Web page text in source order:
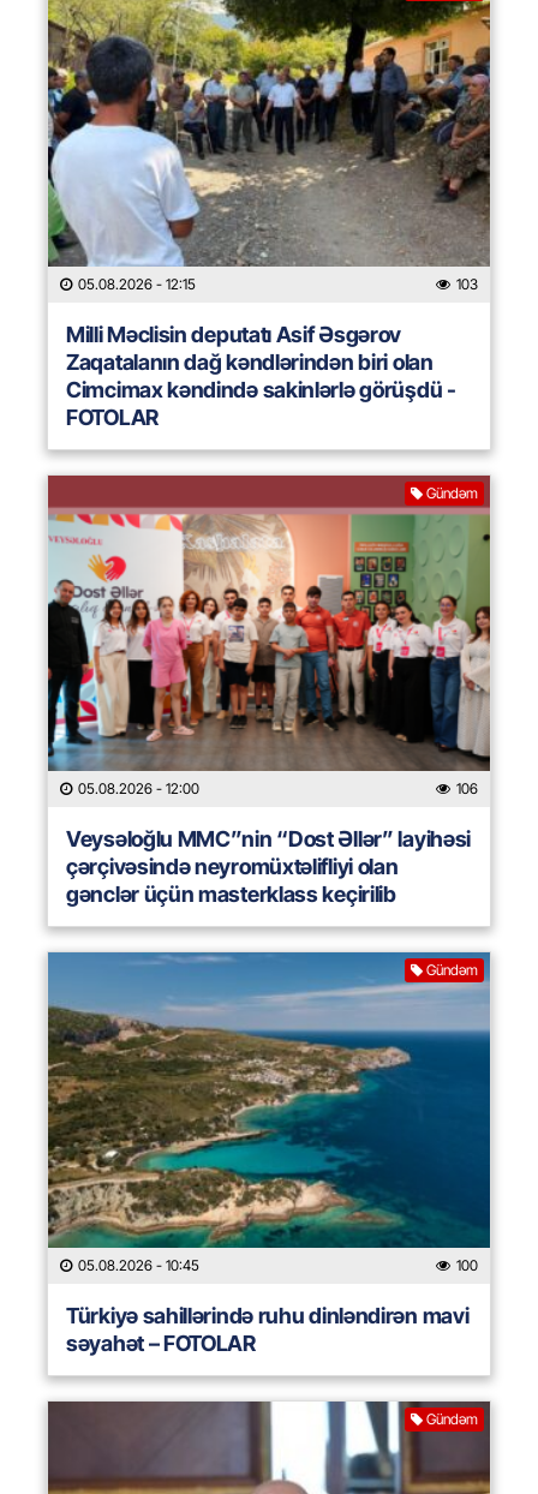
05.08.2026 - 12:15 103
Milli Məclisin deputatı Asif Əsgərov
Zaqatalanın dağ kəndlərindən biri olan
Cimcimax kəndində sakinlərlə görüşdü -
FOTOLAR
Gündəm
05.08.2026 - 12:00 106
Veysəloğlu MMC”nin “Dost Əllər” layihəsi
çərçivəsində neyromüxtəlifliyi olan
gənclər üçün masterklass keçirilib
Gündəm
05.08.2026 - 10:45 100
Türkiyə sahillərində ruhu dinləndirən mavi
səyahət – FOTOLAR
Gündəm